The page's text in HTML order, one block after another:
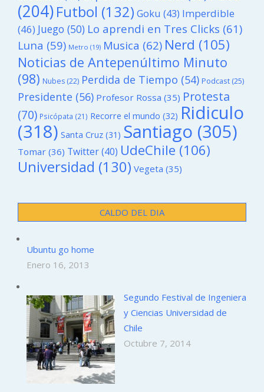
(204)Futbol (132) Goku (43) Imperdible
(46) Juego (50) Lo aprendi en Tres Clicks (61)
Luna (59) Metro (19) Musica (62) Nerd (105)
Noticias de Antepenúltimo Minuto
(98) Nubes (22) Perdida de Tiempo (54) Podcast (25)
Presidente (56) Profesor Rossa (35) Protesta
(70) Psicópata (21) Recorre el mundo (32) Ridiculo
(318) Santa Cruz (31) Santiago (305)
Tomar (36) Twitter(40) UdeChile (106)
Universidad (130) Vegeta (35)
CALDO DEL DIA
Ubuntu go home
Enero 16, 2013
Segundo Festival de Ingeniera
y Ciencias Universidad de
Chile
Octubre 7, 2014